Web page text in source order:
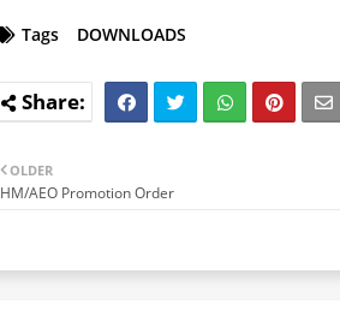
Tags DOWNLOADS
OLDER
HM/AEO Promotion Order